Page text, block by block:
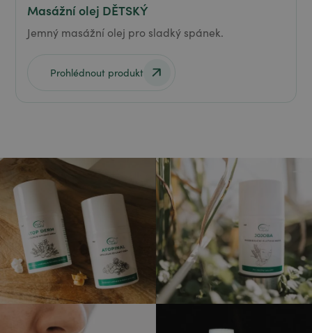
Masážní olej DĚTSKÝ
Jemný masážní olej pro sladký spánek.
Prohlédnout produkt